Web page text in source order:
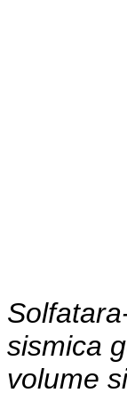
sismica
volume